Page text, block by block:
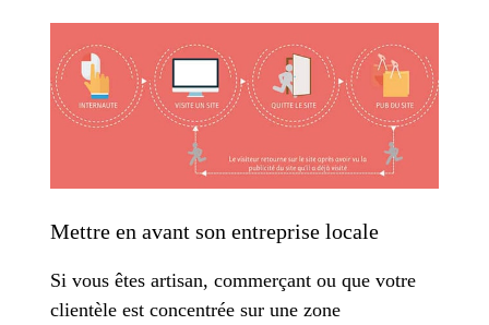
Mettre en avant son entreprise locale
Si vous êtes artisan, commerçant ou que votre
clientèle est concentrée sur une zone